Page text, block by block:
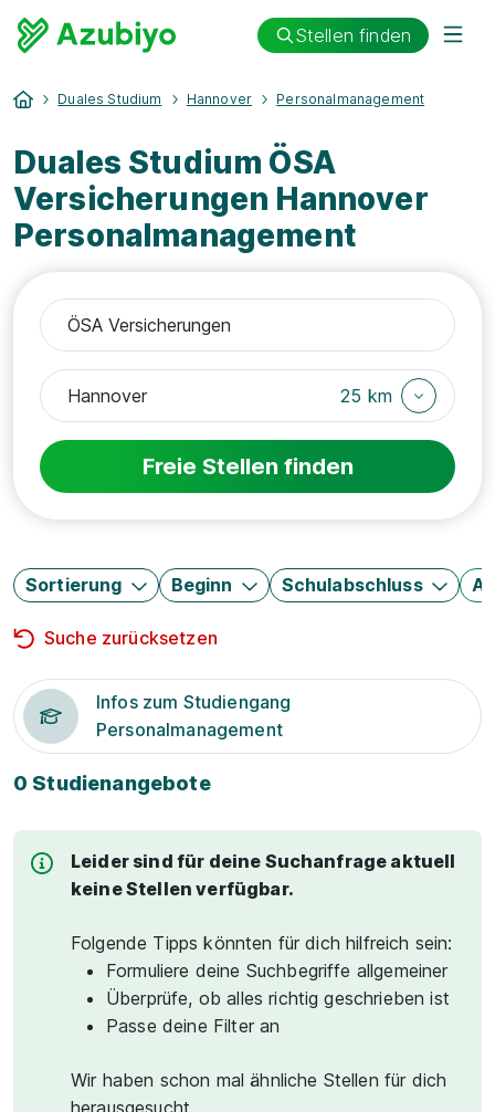
Stellen finden
Duales Studium Hannover Personalmanagement
Duales Studium ÖSA
Versicherungen Hannover
Personalmanagement
25 km
Freie Stellen finden
Sortierung Beginn Schulabschluss
Suche zurücksetzen
Infos zum Studiengang
Personalmanagement
0 Studienangebote
Leider sind für deine Suchanfrage aktuell
keine Stellen verfügbar.
Folgende Tipps könnten für dich hilfreich sein:
Formuliere deine Suchbegriffe allgemeiner
Überprüfe, ob alles richtig geschrieben ist
Passe deine Filter an
Wir haben schon mal ähnliche Stellen für dich
herausgesucht.